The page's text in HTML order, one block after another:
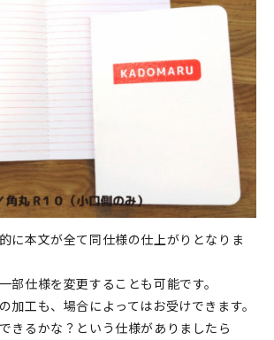
に本文が全て同仕様の仕上がりとなりま
部仕様を変更することも可能です。
加工も、場合によってはお受けできます。
きるかな？という仕様がありましたら